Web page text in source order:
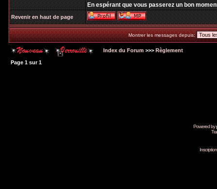
En espérant que vous passerez un bon
Revenir en haut de page
Montrer les messages depuis:
Index du Forum >>> Règlement
Page 1 sur1
Powered by